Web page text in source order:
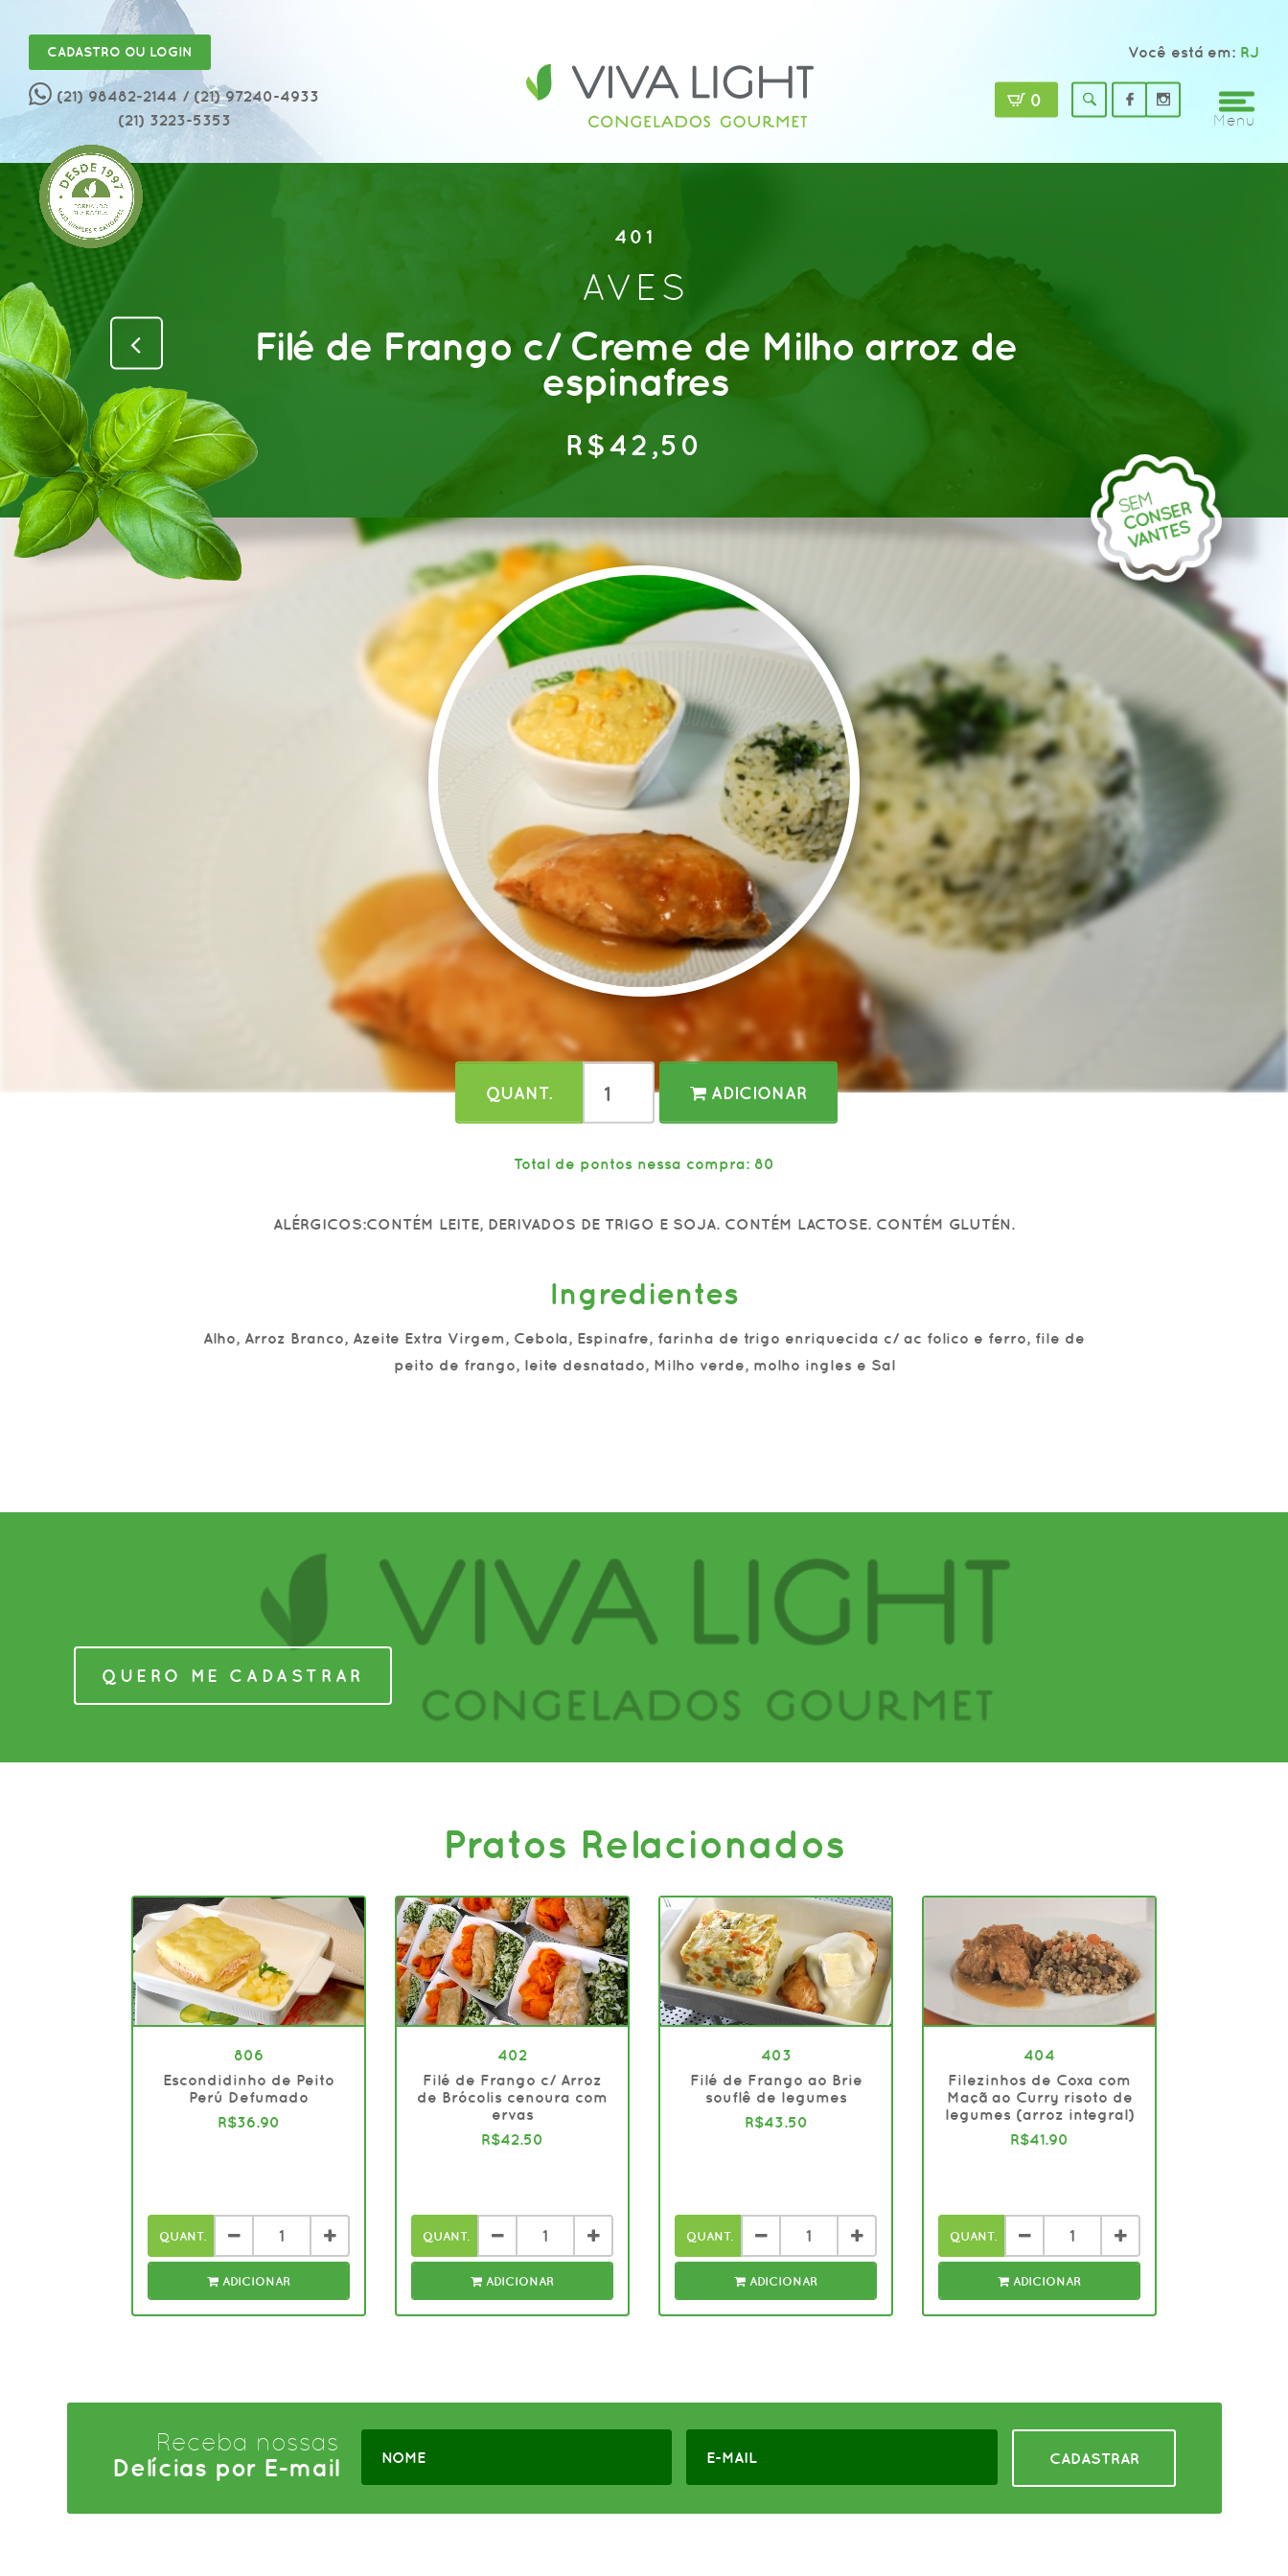
(21) 98482-2144 / (21) 97240-4933
(21) 3223-5353
CADASTRO OU LOGIN Você está em: RJ
0
Menu
401
AVES
Filé de Frango c/ Creme de Milho arroz de
espinafres
R$42,50
QUANT. ADICIONAR
Total de pontos nessa compra: 80
ALÉRGICOS:CONTÉM LEITE, DERIVADOS DE TRIGO E SOJA. CONTÉM LACTOSE. CONTÉM GLUTÉN.
Ingredientes
Alho, Arroz Branco, Azeite Extra Virgem, Cebola, Espinafre, farinha de trigo enriquecida c/ ac folico e ferro, file de
peito de frango, leite desnatado, Milho verde, molho ingles e Sal
QUERO ME CADASTRAR
Pratos Relacionados
806
Escondidinho de Peito
Perú Defumado
R$36.90
QUANT.
ADICIONAR
402
Filé de Frango c/ Arroz
de Brócolis cenoura com
ervas
R$42.50
QUANT.
ADICIONAR
403
Filé de Frango ao Brie
souflê de legumes
R$43.50
QUANT.
ADICIONAR
404
Filezinhos de Coxa com
Maçã ao Curry risoto de
legumes (arroz integral)
R$41.90
QUANT.
ADICIONAR
Receba nossas
Delícias por E-mail
CADASTRAR